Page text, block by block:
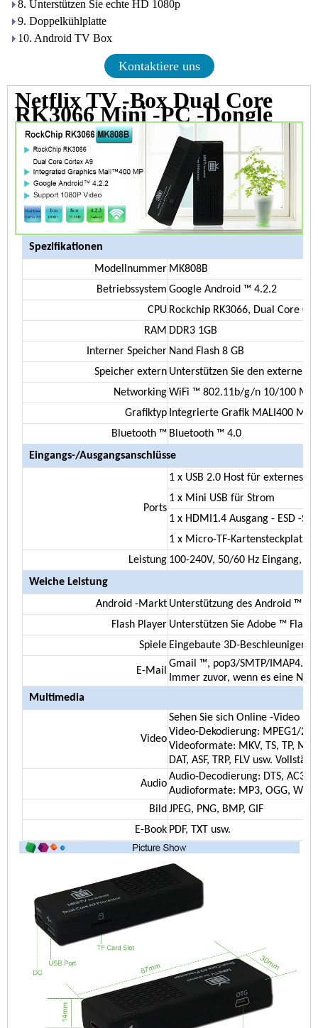
8. Unterstützen Sie echte HD 1080p
9. Doppelkühlplatte
10. Android TV Box
Kontaktiere uns
Netflix TV -Box Dual Core
RK3066 Mini -PC -Dongle
Spezifikationen
Modellnummer MK808B
Betriebssystem Google Android ™ 4.2.2
CPU Rockchip RK3066, Dual Core
RAM DDR3 1GB
Interner Speicher Nand Flash 8 GB
Speicher extern Unterstützen Sie den externen
Networking WiFi ™ 802.11b/g/n 10/100
Grafiktyp Integrierte Grafik MALI400
Bluetooth ™ Bluetooth ™ 4.0
Eingangs-/Ausgangsanschlüsse
Ports
1 x USB 2.0 Host für externes
1 x Mini USB für Strom
1 x HDMI1.4 Ausgang - ESD -
1 x Micro-TF-Kartensteckplatz
Leistung 100-240V, 50/60 Hz Eingang,
Weiche Leistung
Android -Markt Unterstützung des Android ™
Flash Player Unterstützen Sie Adobe ™ Flash
Spiele Eingebaute 3D-Beschleuniger.
E-Mail
Gmail ™, pop3/SMTP/IMAP4. E
Immer zuvor, wenn es eine
Multimedia
Video
Sehen Sie sich Online -Video
Video-Dekodierung: MPEG1/2/
Videoformate: MKV, TS, TP,
DAT, ASF, TRP, FLV usw.
Audio
Audio-Decodierung: DTS, AC3,
Audioformate: MP3, OGG,
Bild JPEG, PNG, BMP, GIF
E-Book PDF, TXT usw.